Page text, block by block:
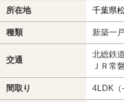
所在地 千葉県
種類 新築一
交通
北総鉄
ＪＲ常
間取り 4LDK（-